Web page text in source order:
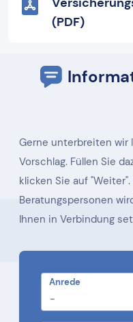
(PDF)
Gerne unterbreiten wir
Vorschlag. Füllen Sie
klicken Sie auf
Beratungspersonen
Ihnen in Verbindung
Anrede